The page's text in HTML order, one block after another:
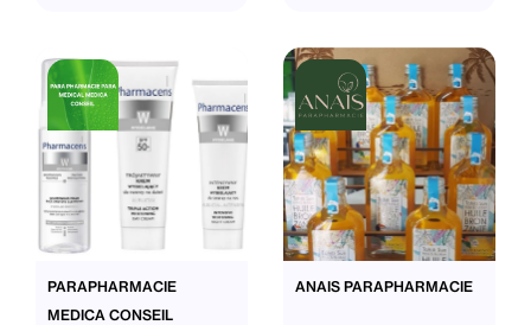
PARAPHARMACIE
MEDICA CONSEIL
ANAIS PARAPHARMACIE